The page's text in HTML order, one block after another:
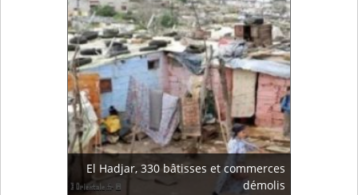
El Hadjar, 330 bâtisses et commerces
démolis